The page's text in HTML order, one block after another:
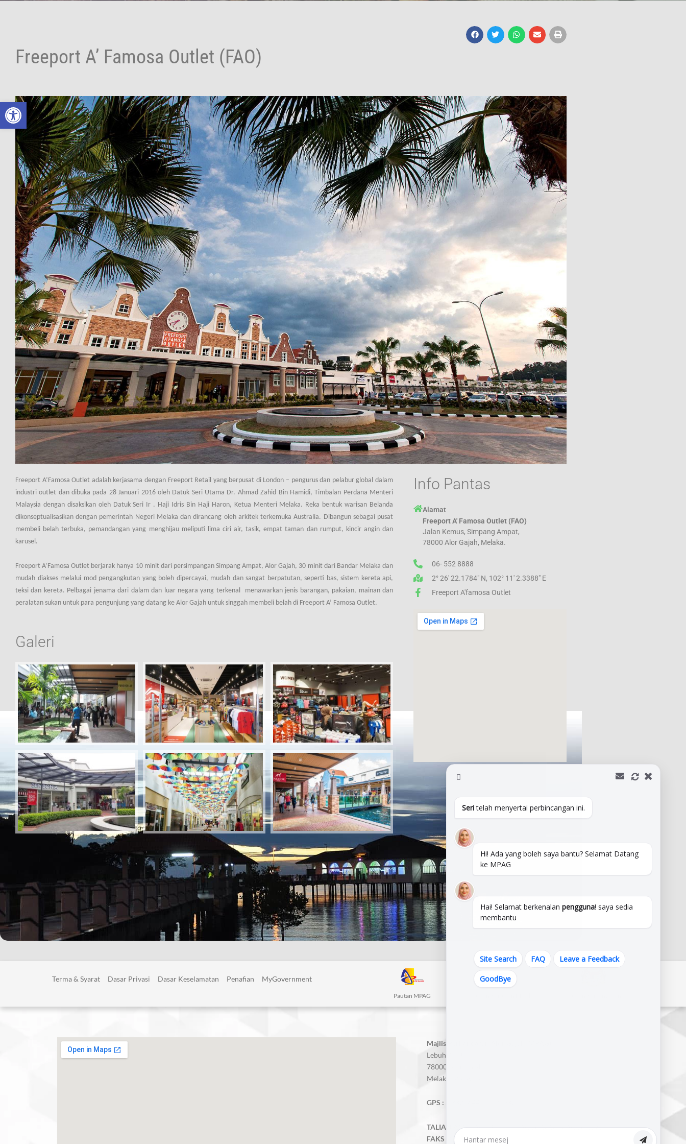
Open toolbar
Freeport A’ Famosa Outlet (FAO)
Freeport A’Famosa Outlet adalah kerjasama dengan Freeport Retail yang berpusat di London – pengurus dan pelabur global dalam
industri outlet dan dibuka pada 28 Januari 2016 oleh Datuk Seri Utama Dr. Ahmad Zahid Bin Hamidi, Timbalan Perdana Menteri
Malaysia dengan disaksikan oleh Datuk Seri Ir . Haji Idris Bin Haji Haron, Ketua Menteri Melaka. Reka bentuk warisan Belanda
dikonseptualisasikan dengan pemerintah Negeri Melaka dan dirancang oleh arkitek terkemuka Australia. Dibangun sebagai pusat
membeli belah terbuka, pemandangan yang menghijau meliputi lima ciri air, tasik, empat taman dan rumput, kincir angin dan
karusel.
Freeport A’Famosa Outlet berjarak hanya 10 minit dari persimpangan Simpang Ampat, Alor Gajah, 30 minit dari Bandar Melaka dan
mudah diakses melalui mod pengangkutan yang boleh dipercayai, mudah dan sangat berpatutan, seperti bas, sistem kereta api,
teksi dan kereta. Pelbagai jenama dari dalam dan luar negara yang terkenal menawarkan jenis barangan, pakaian, mainan dan
peralatan sukan untuk para pengunjung yang datang ke Alor Gajah untuk singgah membeli belah di Freeport A’ Famosa Outlet.
Galeri
Info Pantas
Alamat
Freeport A' Famosa Outlet (FAO)
Jalan Kemus, Simpang Ampat,
78000 Alor Gajah, Melaka.
06- 552 8888
2° 26' 22.1784" N, 102° 11' 2.3388" E
Freeport A'famosa Outlet
Terma & Syarat Dasar Privasi Dasar Keselamatan Penafian MyGovernment
Pautan MPAG
Majlis Perbandaran Alor Gajah (MPAG),
Lebuh AMJ,
78000 Alor Gajah,
Melaka, Malaysia.
GPS :
TALIAN AM :06-333 3333 | 06-556 1010 | 06-556 2575
FAKS :
06-556 4909
Seritelah menyertai perbincangan ini.
Hi! Ada yang boleh saya bantu? Selamat Datang
ke MPAG
Hai! Selamat berkenalan pengguna! saya sedia
membantu
Site Search FAQ Leave a Feedback
GoodBye